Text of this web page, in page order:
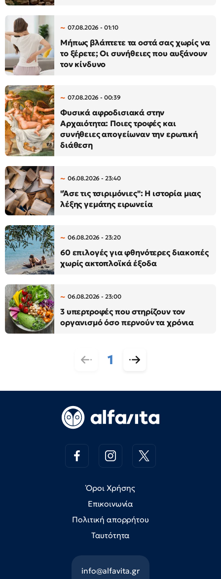
07.08.2026 - 01:10
Μήπως βλάπτετε τα οστά σας χωρίς να
το ξέρετε; Οι συνήθειες που αυξάνουν
τον κίνδυνο
07.08.2026 - 00:39
Φυσικά αφροδισιακά στην
Αρχαιότητα: Ποιες τροφές και
συνήθειες απογείωναν την ερωτική
διάθεση
06.08.2026 - 23:40
"Άσε τις τσιριμόνιες": Η ιστορία μιας
λέξης γεμάτης ειρωνεία
06.08.2026 - 23:20
60 επιλογές για φθηνότερες διακοπές
χωρίς ακτοπλοϊκά έξοδα
06.08.2026 - 23:00
3 υπερτροφές που στηρίζουν τον
οργανισμό όσο περνούν τα χρόνια
1
Όροι Χρήσης
Επικοινωνία
Πολιτική απορρήτου
Ταυτότητα
info@alfavita.gr